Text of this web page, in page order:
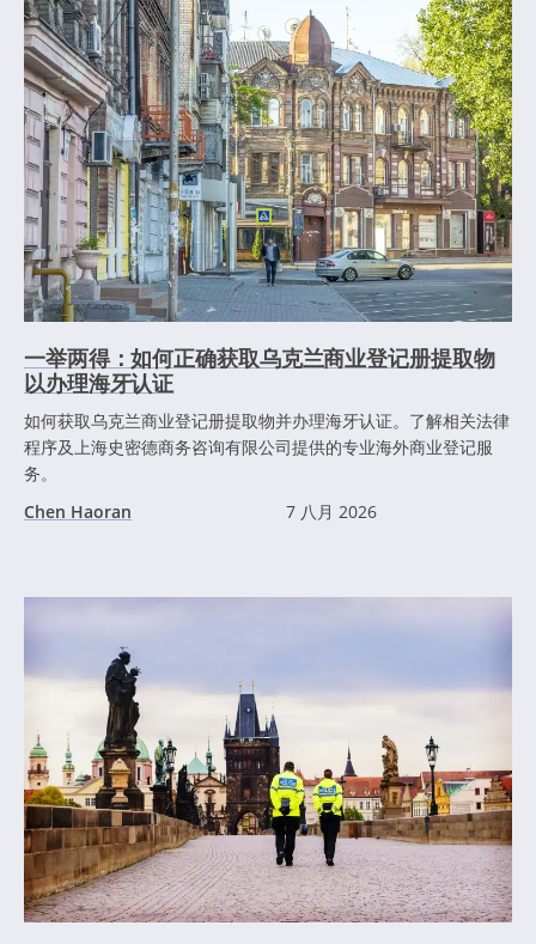
一举两得：如何正确获取乌克兰商业登记册提取物
以办理海牙认证
如何获取乌克兰商业登记册提取物并办理海牙认证。了解相关法律
程序及上海史密德商务咨询有限公司提供的专业海外商业登记服
务。
Chen Haoran
7 八月 2026